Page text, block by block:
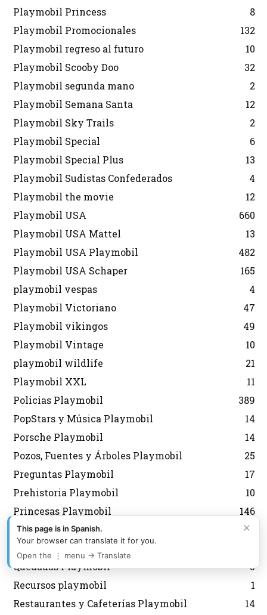
Playmobil Princess
8
Playmobil Promocionales
132
Playmobil regreso al futuro
10
Playmobil Scooby Doo
32
Playmobil segunda mano
2
Playmobil Semana Santa
12
Playmobil Sky Trails
2
Playmobil Special
6
Playmobil Special Plus
13
Playmobil Sudistas Confederados
4
Playmobil the movie
12
Playmobil USA
660
Playmobil USA Mattel
13
Playmobil USA Playmobil
482
Playmobil USA Schaper
165
playmobil vespas
4
Playmobil Victoriano
47
Playmobil vikingos
49
Playmobil Vintage
10
playmobil wildlife
21
Playmobil XXL
11
Policias Playmobil
389
PopStars y Música Playmobil
14
Porsche Playmobil
14
Pozos, Fuentes y Árboles Playmobil
25
Preguntas Playmobil
17
Prehistoria Playmobil
10
Princesas Playmobil
146
Puerto Playmobil
18
Puzzles Playmobil
Quedadas Playmobil
5
Recursos playmobil
1
Restaurantes y Cafeterías Playmobil
14
×
This page is in Spanish.
Your browser can translate it for you.
Open the ⋮ menu → Translate